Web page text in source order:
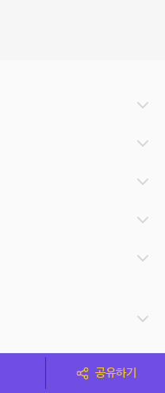
공유하기
당사자가 아닙니다. 따라서 스페이스클
니다.